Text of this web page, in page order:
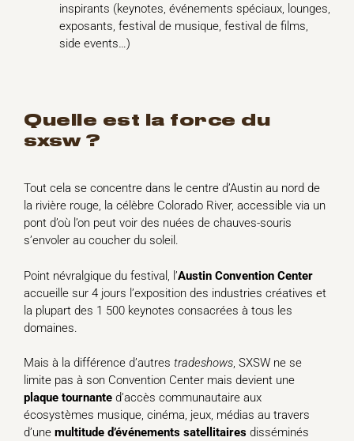
inspirants (keynotes, événements spéciaux, lounges,
exposants, festival de musique, festival de films,
side events…)
quelle est la force du
sxsw ?
Tout cela se concentre dans le centre d’Austin au nord de
la rivière rouge, la célèbre Colorado River, accessible via un
pont d’où l’on peut voir des nuées de chauves-souris
s’envoler au coucher du soleil.
Point névralgique du festival, l’Austin Convention Center
accueille sur 4 jours l’exposition des industries créatives et
la plupart des 1 500 keynotes consacrées à tous les
domaines.
Mais à la différence d’autres tradeshows, SXSW ne se
limite pas à son Convention Center mais devient une
plaque tournante d’accès communautaire aux
écosystèmes musique, cinéma, jeux, médias au travers
d’une multitude d’événements satellitaires disséminés